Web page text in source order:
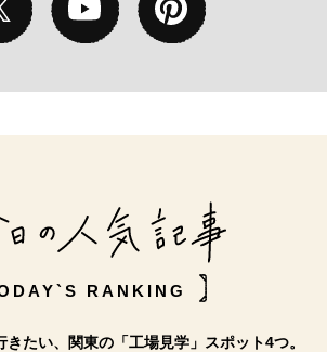
RANKING
きたい、関東の「工場見学」スポット4つ。